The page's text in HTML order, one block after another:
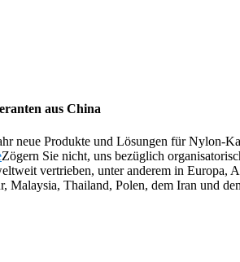
aus China
neue Produkte und Lösungen für Nylon-
Zögern Sie nicht, uns bezüglich
vertrieben, unter anderem in
Malaysia, Thailand, Polen, dem Iran und